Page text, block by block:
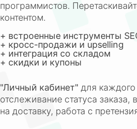
программистов.
контентом.
+ встроенные инструменты
+ кросс-продажи и upselling
+ интеграция со складом
+ скидки и купоны
"Личный кабинет" для каждого
отслеживание статуса заказа,
на доставку, работа с